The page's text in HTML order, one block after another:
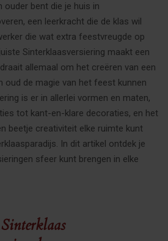
ouder bent die je huis in
een leerkracht die de klas wil
die wat extra feestvreugde op
Sinterklaasversiering maakt een
allemaal om het creëren van een
oud de magie van het feest kunnen
is er in allerlei vormen en maten,
tot kant-en-klare decoraties, en het
beetje creativiteit elke ruimte kunt
In dit artikel ontdek je
sfeer kunt brengen in elke